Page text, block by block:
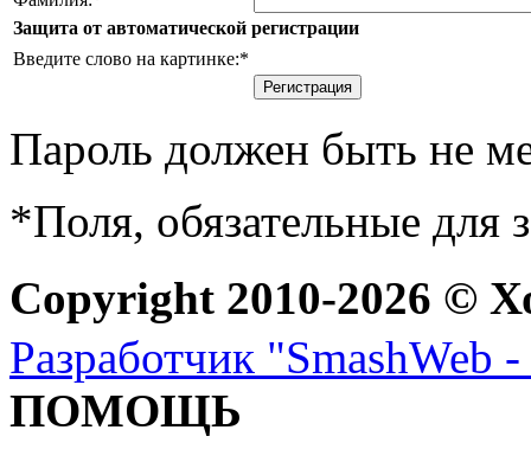
Защита от автоматической регистрации
Введите слово на картинке:*
Пароль должен быть не
*Поля, обязательные для
Copyright 2010-2026 ©
Разработчик "SmashWeb
ПОМОЩЬ